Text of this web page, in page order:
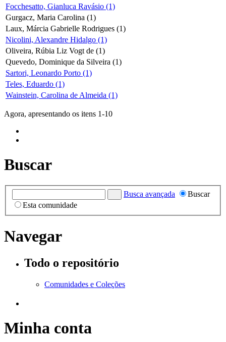
Focchesatto, Gianluca Ravásio (1)
Gurgacz, Maria Carolina (1)
Laux, Márcia Gabrielle Rodrigues (1)
Nicolini, Alexandre Hidalgo (1)
Oliveira, Rúbia Liz Vogt de (1)
Quevedo, Dominique da Silveira (1)
Sartori, Leonardo Porto (1)
Teles, Eduardo (1)
Wainstein, Carolina de Almeida (1)
Agora, apresentando os itens 1-10
Buscar
Busca avançada
Buscar
Esta comunidade
Navegar
Todo o repositório
Comunidades e Coleções
Minha conta